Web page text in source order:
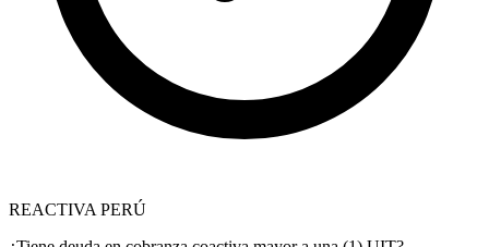
REACTIVA PERÚ